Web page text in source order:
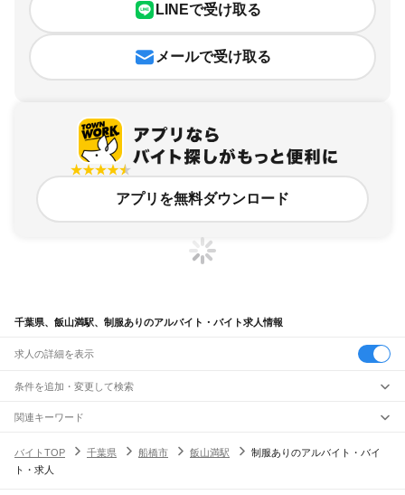
LINEで受け取る
メールで受け取る
アプリを無料ダウンロード
千葉県、飯山満駅、制服ありのアルバイト・バイト求人情報
求人の詳細を表示
条件を追加・変更して検索
市区町村を追加・変更
千葉県すべて
千葉市
駅を追加・変更
職種を追加・変更
関連キーワード
バイトTOP
千葉県 船橋市 飯山満駅
制服ありのアルバイト・バイ
ト・求人